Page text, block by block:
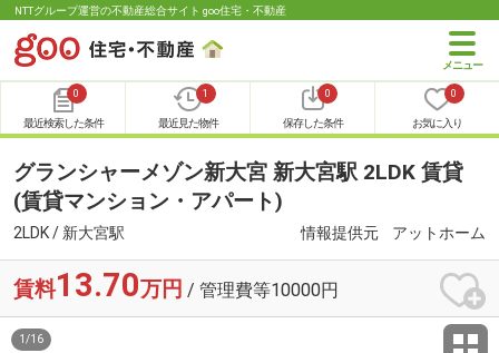
NTTグループ運営の不動産総合サイト goo住宅・不動産
0
最近検索した条件
1
最近見た物件
0
保存した条件
0
お気に入り
グランシャーメゾン新大宮 新大宮駅 2LDK 賃貸
(賃貸マンション・アパート)
2LDK / 新大宮駅 情報提供元 アットホーム
賃料13.70万円 / 管理費等10000円
1 /16